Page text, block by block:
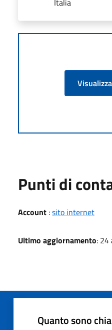
Punti di
Account :sito internet
Ultimo aggiornamento:
Quanto sono